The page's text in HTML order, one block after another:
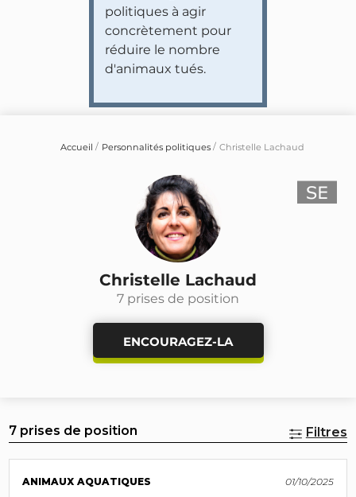
politiques à agir
concrètement pour
réduire le nombre
d'animaux tués.
Accueil Personnalités politiques Christelle Lachaud
Christelle Lachaud
7 prises de position
ENCOURAGEZ-LA
7 prises de position Filtres
ANIMAUX AQUATIQUES 01/10/2025